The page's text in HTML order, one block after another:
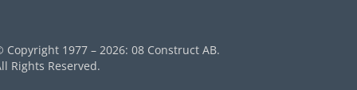
Copyright 1977 –2026: 08 Construct AB.
Rights Reserved.